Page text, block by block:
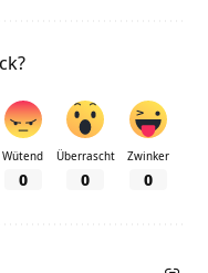
Wütend
0
Überrascht
0
Zwinker
0